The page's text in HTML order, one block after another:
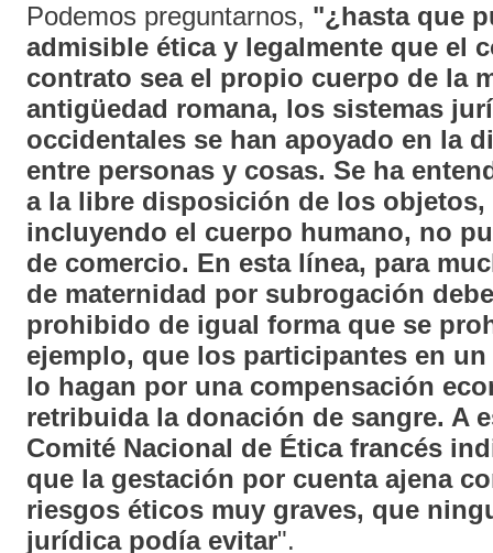
Podemos preguntarnos, "¿hasta que
admisible ética y legalmente que el
contrato sea el propio cuerpo de la
antigüedad romana, los sistemas
occidentales se han apoyado en la
entre personas y cosas. Se ha
a la libre disposición de los objetos,
incluyendo el cuerpo humano, no
de comercio. En esta línea, para
de maternidad por subrogación
prohibido de igual forma que se
ejemplo, que los participantes en
lo hagan por una compensación
retribuida la donación de sangre. A
Comité Nacional de Ética francés
que la gestación por cuenta ajena
riesgos éticos muy graves, que
jurídica podía evitar".